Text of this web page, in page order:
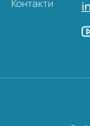
Контакти